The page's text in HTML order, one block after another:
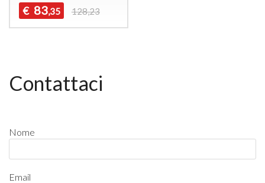
€ 83,35 128,23
Contattaci
Nome
Email